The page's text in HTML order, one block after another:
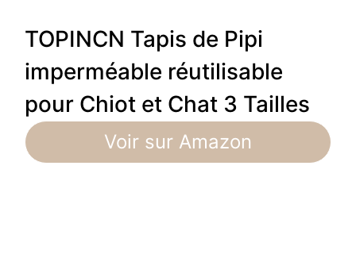
TOPINCN Tapis de Pipi
imperméable réutilisable
pour Chiot et Chat 3 Tailles
Voir sur Amazon